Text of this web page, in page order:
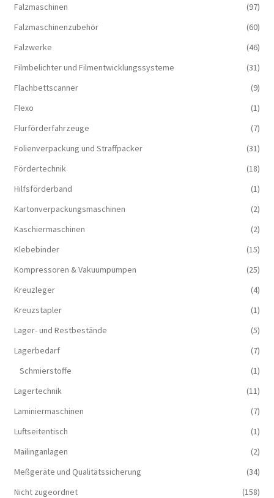
Falzmaschinen
(97)
Falzmaschinenzubehör
(60)
Falzwerke
(46)
Filmbelichter und Filmentwicklungssysteme
(31)
Flachbettscanner
(9)
Flexo
(1)
Flurförderfahrzeuge
(7)
Folienverpackung und Straffpacker
(31)
Fördertechnik
(18)
Hilfsförderband
(1)
Kartonverpackungsmaschinen
(2)
Kaschiermaschinen
(2)
Klebebinder
(15)
Kompressoren & Vakuum­pumpen
(25)
Kreuzleger
(4)
Kreuzstapler
(1)
Lager- und Restbestände
(5)
Lagerbedarf
(7)
Schmierstoffe
(1)
Lagertechnik
(11)
Laminiermaschinen
(7)
Luftseitentisch
(1)
Mailinganlagen
(2)
Meßgeräte und Qualitätssicherung
(34)
Nicht zugeordnet
(158)